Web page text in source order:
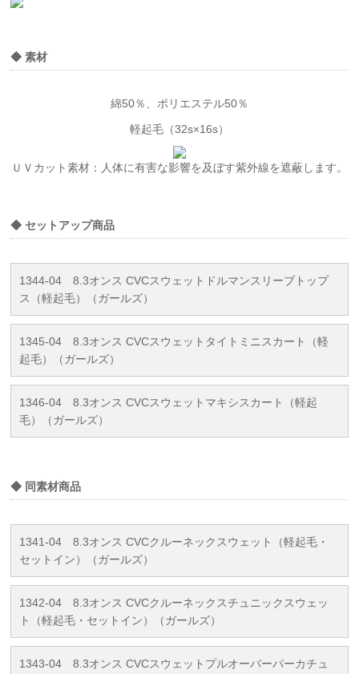
◆ 素材
綿50％、ポリエステル50％
軽起毛（32s×16s）
ＵＶカット素材：人体に有害な影響を及ぼす紫外線を遮蔽します。
◆ セットアップ商品
1344-04 8.3オンス CVCスウェットドルマンスリーブトップ
ス（軽起毛）（ガールズ）
1345-04 8.3オンス CVCスウェットタイトミニスカート（軽
起毛）（ガールズ）
1346-04 8.3オンス CVCスウェットマキシスカート（軽起
毛）（ガールズ）
◆ 同素材商品
1341-04 8.3オンス CVCクルーネックスウェット（軽起毛・
セットイン）（ガールズ）
1342-04 8.3オンス CVCクルーネックスチュニックスウェッ
ト（軽起毛・セットイン）（ガールズ）
1343-04 8.3オンス CVCスウェットプルオーバーパーカチュ